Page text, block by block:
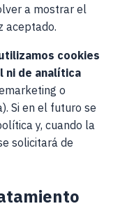
a mostrar el
aceptado.
cookies
ni de analítica
o
Si en el futuro se
y, cuando la
solicitará de